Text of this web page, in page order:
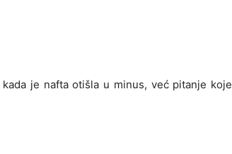
je nafta otišla u minus, već pitanje koje